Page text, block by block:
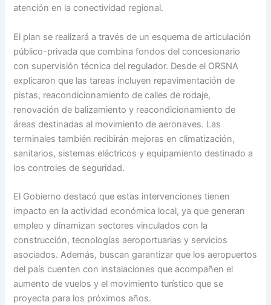
atención en la conectividad regional.
El plan se realizará a través de un esquema de articulación
público-privada que combina fondos del concesionario
con supervisión técnica del regulador. Desde el ORSNA
explicaron que las tareas incluyen repavimentación de
pistas, reacondicionamiento de calles de rodaje,
renovación de balizamiento y reacondicionamiento de
áreas destinadas al movimiento de aeronaves. Las
terminales también recibirán mejoras en climatización,
sanitarios, sistemas eléctricos y equipamiento destinado a
los controles de seguridad.
El Gobierno destacó que estas intervenciones tienen
impacto en la actividad económica local, ya que generan
empleo y dinamizan sectores vinculados con la
construcción, tecnologías aeroportuarias y servicios
asociados. Además, buscan garantizar que los aeropuertos
del país cuenten con instalaciones que acompañen el
aumento de vuelos y el movimiento turístico que se
proyecta para los próximos años.